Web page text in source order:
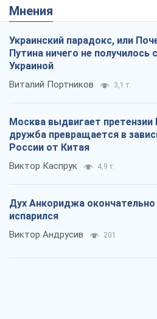
Мнения
Украинский парадокс, или
Путина ничего не получилось с
Украиной
Виталий Портников 3,1 т.
Москва выдвигает претензии
дружба превращается в
России от Китая
Виктор Каспрук 4,9 т.
Дух Анкориджа окончательно
испарился
Виктор Андрусив 201